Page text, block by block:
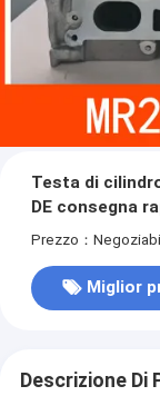
Testa di
DE consegna
Prezzo：
Miglior
Descrizione Di